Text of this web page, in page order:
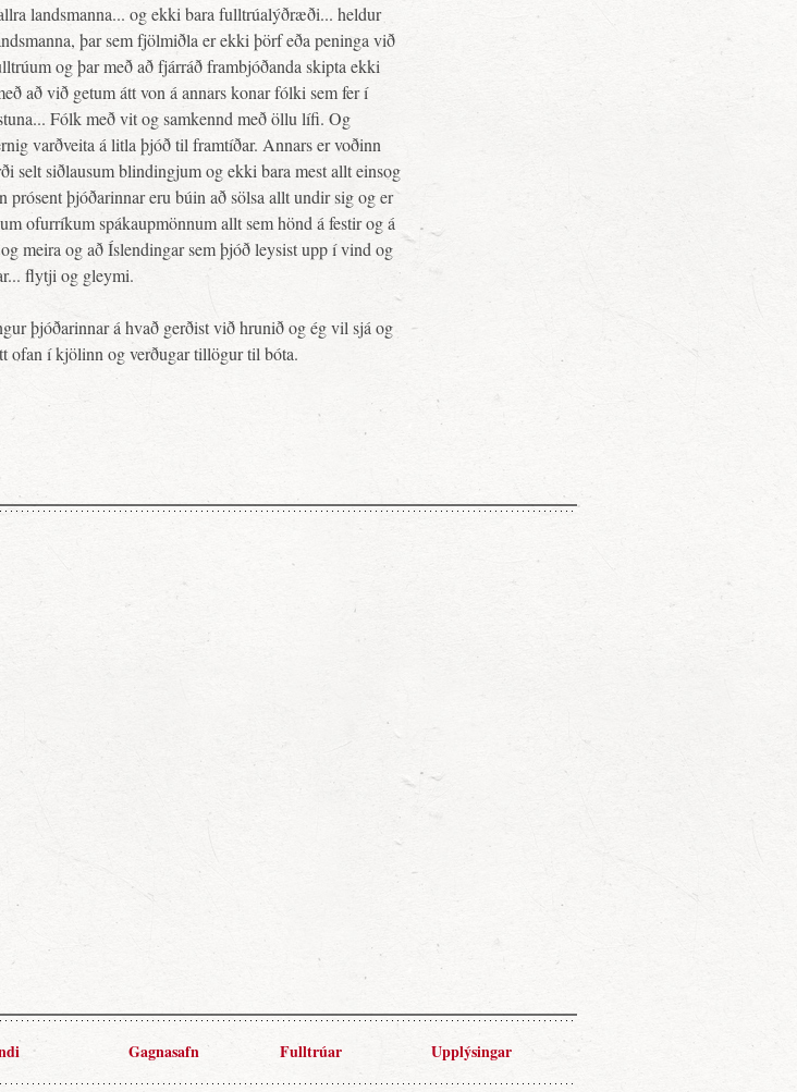
landsmanna... og ekki bara fulltrúalýðræði... heldur
þar sem fjölmiðla er ekki þörf eða peninga við
og þar með að fjárráð frambjóðanda skipta ekki
að við getum átt von á annars konar fólki sem fer í
Fólk með vit og samkennd með öllu lífi. Og
varðveita á litla þjóð til framtíðar. Annars er voðinn
selt siðlausum blindingjum og ekki bara mest allt einsog
prósent þjóðarinnar eru búin að sölsa allt undir sig og er
ofurríkum spákaupmönnum allt sem hönd á festir og á
meira og að Íslendingar sem þjóð leysist upp í vind og
flytji og gleymi.
þjóðarinnar á hvað gerðist við hrunið og ég vil sjá og
ofan í kjölinn og verðugar tillögur til bóta.
Gagnasafn Fulltrúar Upplýsingar